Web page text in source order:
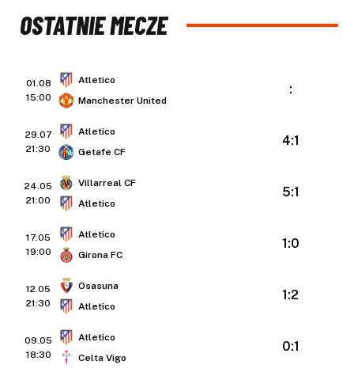
OSTATNIE MECZE
01.08
15:00
Atletico
Manchester United
:
29.07
21:30
Atletico
Getafe CF
4:1
24.05
21:00
Villarreal CF
Atletico
5:1
17.05
19:00
Atletico
Girona FC
1:0
12.05
21:30
Osasuna
Atletico
1:2
09.05
18:30
Atletico
Celta Vigo
0:1